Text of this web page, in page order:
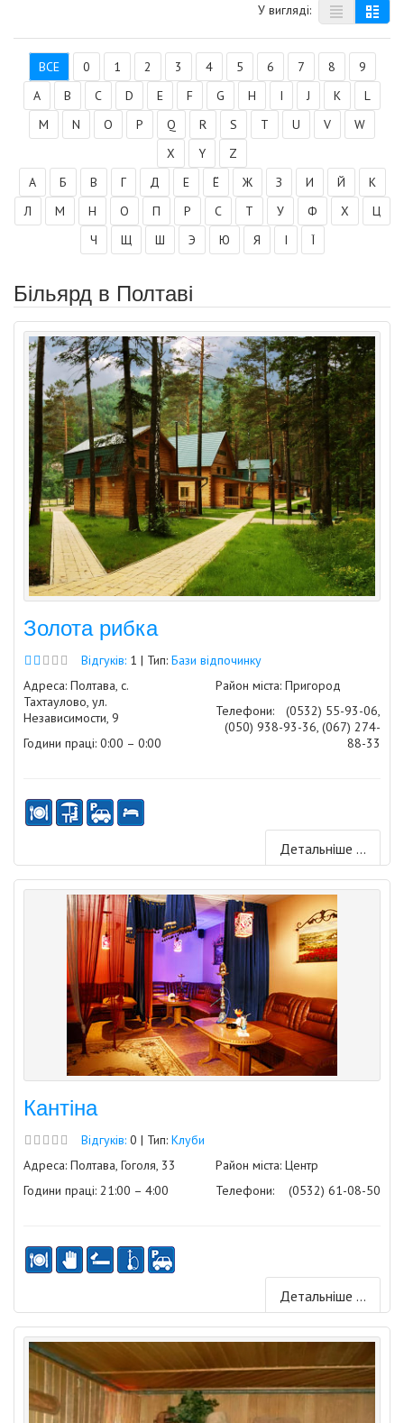
У вигляді:
ВСЕ 0 1 2 3 4 5 6 7 8
9
A
B C D E F G H I J K
L
M
N O P Q R S T U V
W
X
Y
Z
А
Б В Г Д Е Ё Ж З И Й
К
Л
М Н О П Р С Т У Ф Х
Ц
Ч
Щ Ш Э Ю Я І Ї
Більярд в Полтаві
Золота рибка
Відгуків: 1 | Тип: Бази відпочинку
Адреса: Полтава, с.
Тахтаулово, ул.
Независимости, 9
Години праці: 0:00 – 0:00
Район міста: Пригород
Телефони:
(0532) 55-93-06,
(050) 938-93-36, (067) 274-
88-33
Детальніше ...
Кантіна
Відгуків: 0 | Тип: Клуби
Адреса: Полтава, Гоголя, 33
Години праці: 21:00 – 4:00
Район міста: Центр
Телефони:
(0532) 61-08-50
Детальніше ...